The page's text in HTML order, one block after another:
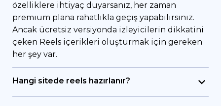
özelliklere ihtiyaç duyarsanız, her zaman
premium plana rahatlıkla geçiş yapabilirsiniz.
Ancak ücretsiz versiyonda izleyicilerin dikkatini
çeken Reels içerikleri oluşturmak için gereken
her şey var.
Hangi sitede reels hazırlanır?
Trend Instagram reels oluşturmak için